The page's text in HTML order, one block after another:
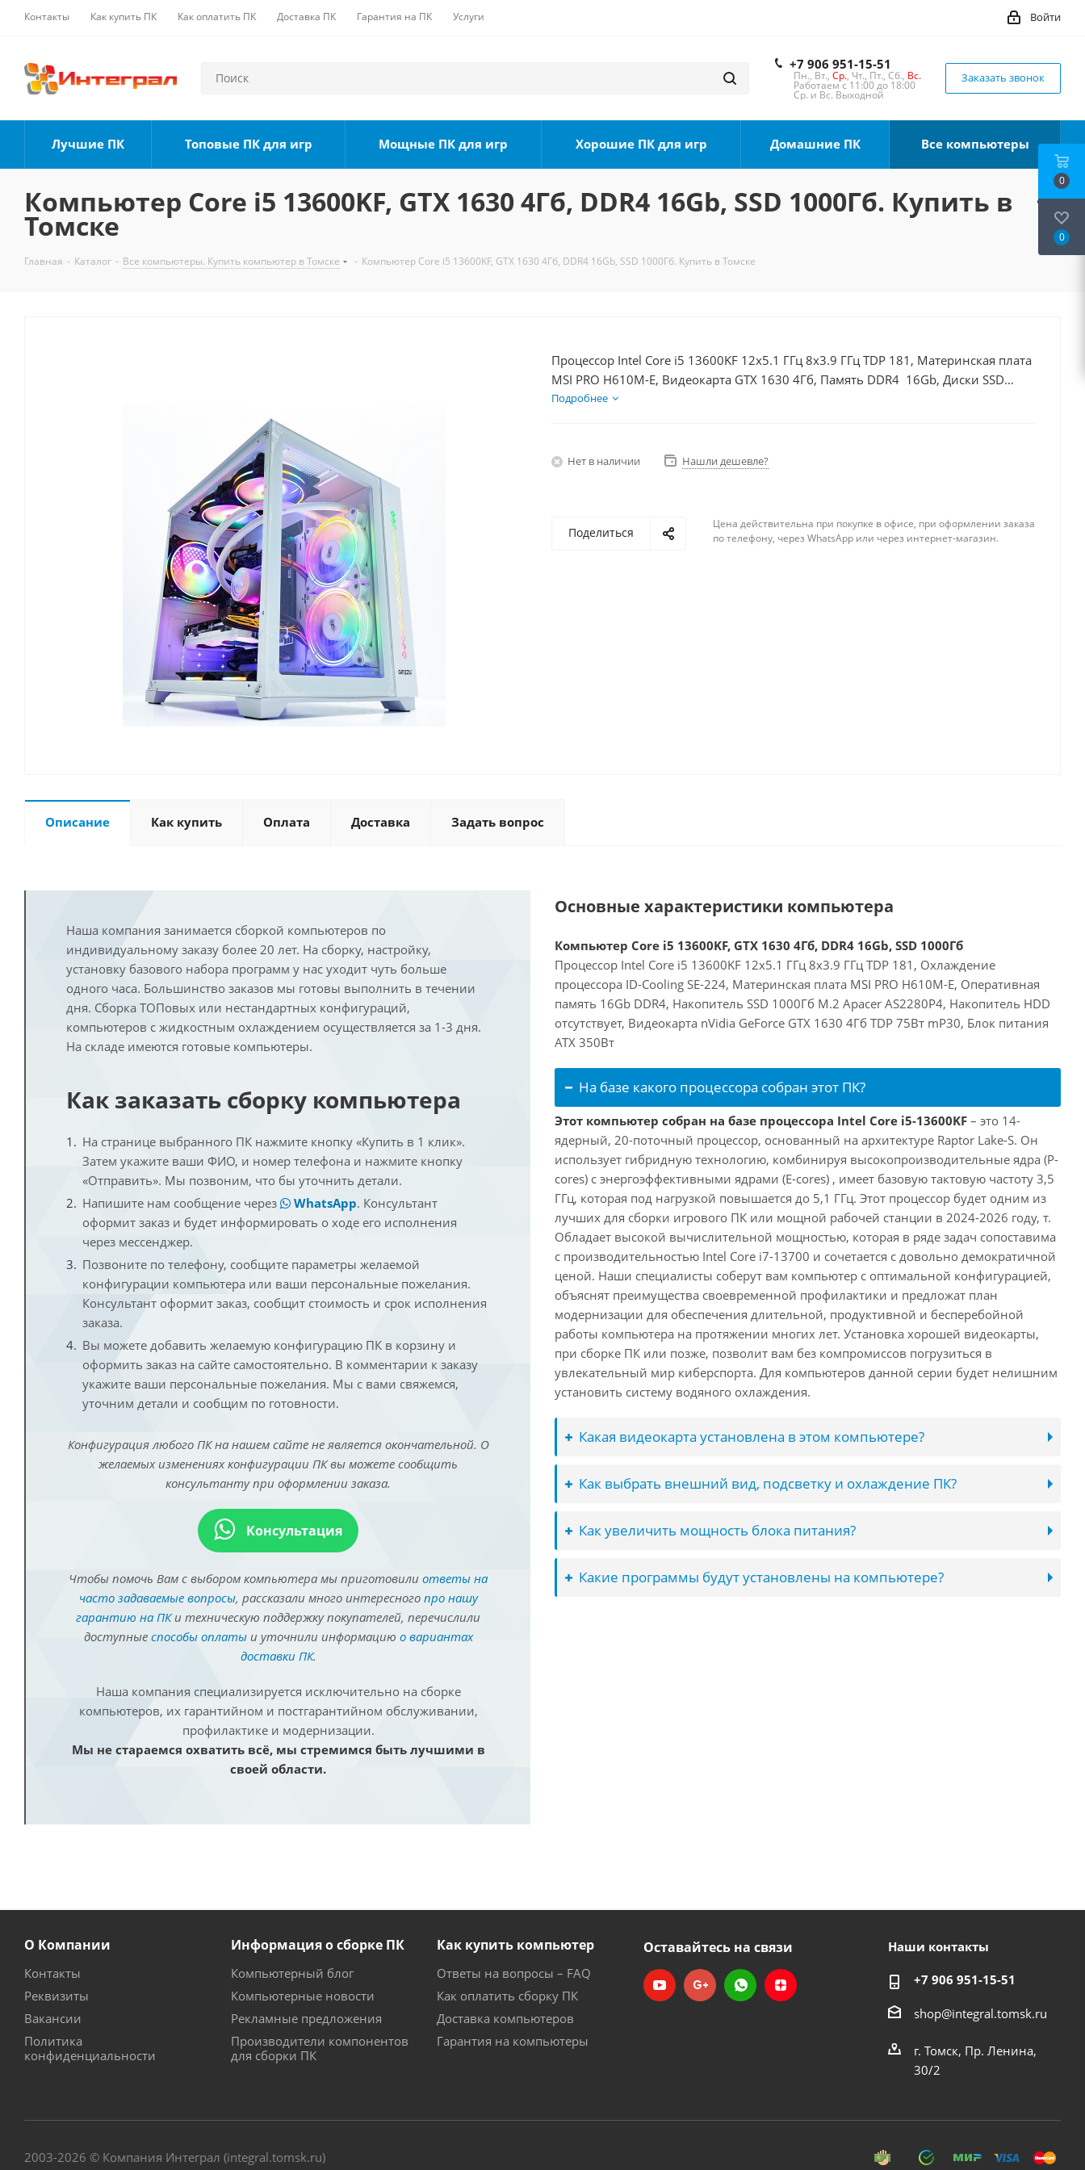
Контакты Как купить ПК Как оплатить ПК Доставка ПК Гарантия на ПК Услуги Войти
+7 906 951-15-51
Пн., Вт., Ср., Чт., Пт., Сб., Вс.
Работаем с 11:00 до 18:00
Ср. и Вс. Выходной
Заказать звонок
Лучшие ПК Топовые ПК для игр Мощные ПК для игр Хорошие ПК для игр Домашние ПК Все компьютеры
Компьютер Core i5 13600KF, GTX 1630 4Гб, DDR4 16Gb, SSD 1000Гб. Купить в
Томске
Главная - Каталог - Все компьютеры. Купить компьютер в Томске - Компьютер Core i5 13600KF, GTX 1630 4Гб, DDR4 16Gb, SSD 1000Гб. Купить в Томске
Процессор Intel Core i5 13600KF 12x5.1 ГГц 8x3.9 ГГц TDP 181, Материнская плата
MSI PRO H610M-E, Видеокарта GTX 1630 4Гб, Память DDR4 16Gb, Диски SSD
1000Гб, БП 350Вт
Подробнее
Нет в наличии Нашли дешевле?
Поделиться
Цена действительна при покупке в офисе, при оформлении заказа
по телефону, через WhatsApp или через интернет-магазин.
Описание Как купить Оплата Доставка Задать вопрос
Наша компания занимается сборкой компьютеров по
индивидуальному заказу более 20 лет. На сборку, настройку,
установку базового набора программ у нас уходит чуть больше
одного часа. Большинство заказов мы готовы выполнить в течении
дня. Сборка ТОПовых или нестандартных конфигураций,
компьютеров с жидкостным охлаждением осуществляется за 1-3 дня.
На складе имеются готовые компьютеры.
Как заказать сборку компьютера
На странице выбранного ПК нажмите кнопку «Купить в 1 клик».
Затем укажите ваши ФИО, и номер телефона и нажмите кнопку
«Отправить». Мы позвоним, что бы уточнить детали.
Напишите нам сообщение через
WhatsApp. Консультант
оформит заказ и будет информировать о ходе его исполнения
через мессенджер.
Позвоните по телефону, сообщите параметры желаемой
конфигурации компьютера или ваши персональные пожелания.
Консультант оформит заказ, сообщит стоимость и срок исполнения
заказа.
Вы можете добавить желаемую конфигурацию ПК в корзину и
оформить заказ на сайте самостоятельно. В комментарии к заказу
укажите ваши персональные пожелания. Мы с вами свяжемся,
уточним детали и сообщим по готовности.
Конфигурация любого ПК на нашем сайте не является окончательной. О
желаемых изменениях конфигурации ПК вы можете сообщить
консультанту при оформлении заказа.
Консультация
Чтобы помочь Вам с выбором компьютера мы приготовили ответы на
часто задаваемые вопросы, рассказали много интересного про нашу
гарантию на ПКи техническую поддержку покупателей, перечислили
доступные способы оплатыи уточнили информацию о вариантах
доставки ПК.
Наша компания специализируется исключительно на сборке
компьютеров, их гарантийном и постгарантийном обслуживании,
профилактике и модернизации.
Мы не стараемся охватить всё, мы стремимся быть лучшими в
своей области.
Основные характеристики компьютера
Компьютер Core i5 13600KF, GTX 1630 4Гб, DDR4 16Gb, SSD 1000Гб
Процессор Intel Core i5 13600KF 12x5.1 ГГц 8x3.9 ГГц TDP 181, Охлаждение
процессора ID-Cooling SE-224, Материнская плата MSI PRO H610M-E, Оперативная
память 16Gb DDR4, Накопитель SSD 1000Гб M.2 Apacer AS2280P4, Накопитель HDD
отсутствует, Видеокарта nVidia GeForce GTX 1630 4Гб TDP 75Вт mP30, Блок питания
ATX 350Вт
На базе какого процессора собран этот ПК?
Этот компьютер собран на базе процессора Intel Core i5-13600KF – это 14-
ядерный, 20-поточный процессор, основанный на архитектуре Raptor Lake-S. Он
использует гибридную технологию, комбинируя высокопроизводительные ядра (P-
cores) с энергоэффективными ядрами (E-cores) , имеет базовую тактовую частоту 3,5
ГГц, которая под нагрузкой повышается до 5,1 ГГц. Этот процессор будет одним из
лучших для сборки игрового ПК или мощной рабочей станции в 2024-2026 году, т.
Обладает высокой вычислительной мощностью, которая в ряде задач сопоставима
с производительностью Intel Core i7-13700 и сочетается с довольно демократичной
ценой. Наши специалисты соберут вам компьютер с оптимальной конфигурацией,
объяснят преимущества своевременной профилактики и предложат план
модернизации для обеспечения длительной, продуктивной и бесперебойной
работы компьютера на протяжении многих лет. Установка хорошей видеокарты,
при сборке ПК или позже, позволит вам без компромиссов погрузиться в
увлекательный мир киберспорта. Для компьютеров данной серии будет нелишним
установить систему водяного охлаждения.
Какая видеокарта установлена в этом компьютере?
Как выбрать внешний вид, подсветку и охлаждение ПК?
Как увеличить мощность блока питания?
Какие программы будут установлены на компьютере?
О Компании
Контакты
Реквизиты
Вакансии
Политика
конфиденциальности
Информация о сборке ПК
Компьютерный блог
Компьютерные новости
Рекламные предложения
Производители компонентов
для сборки ПК
Как купить компьютер
Ответы на вопросы – FAQ
Как оплатить сборку ПК
Доставка компьютеров
Гарантия на компьютеры
Оставайтесь на связи Наши контакты
+7 906 951-15-51
shop@integral.tomsk.ru
г. Томск, Пр. Ленина,
30/2
2003-2026 © Компания Интеграл (integral.tomsk.ru)
0
0